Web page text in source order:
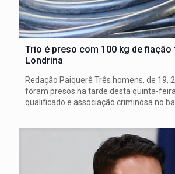
Trio é preso com 100 kg de fiação
Londrina
Redação Paiquerê Três homens, de 19,
foram presos na tarde desta quinta-
qualificado e associação criminosa no